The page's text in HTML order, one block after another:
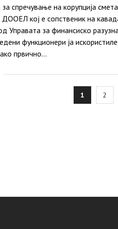
спречување на корупција
кој е сопственик на
Управата за финансиско
функционери ја
првично…
1 2